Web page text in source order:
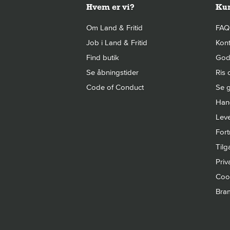
Hvem er vi?
Om Land & Fritid
Job i Land & Fritid
Find butik
Se åbningstider
Code of Conduct
FAQ
Ris
Se